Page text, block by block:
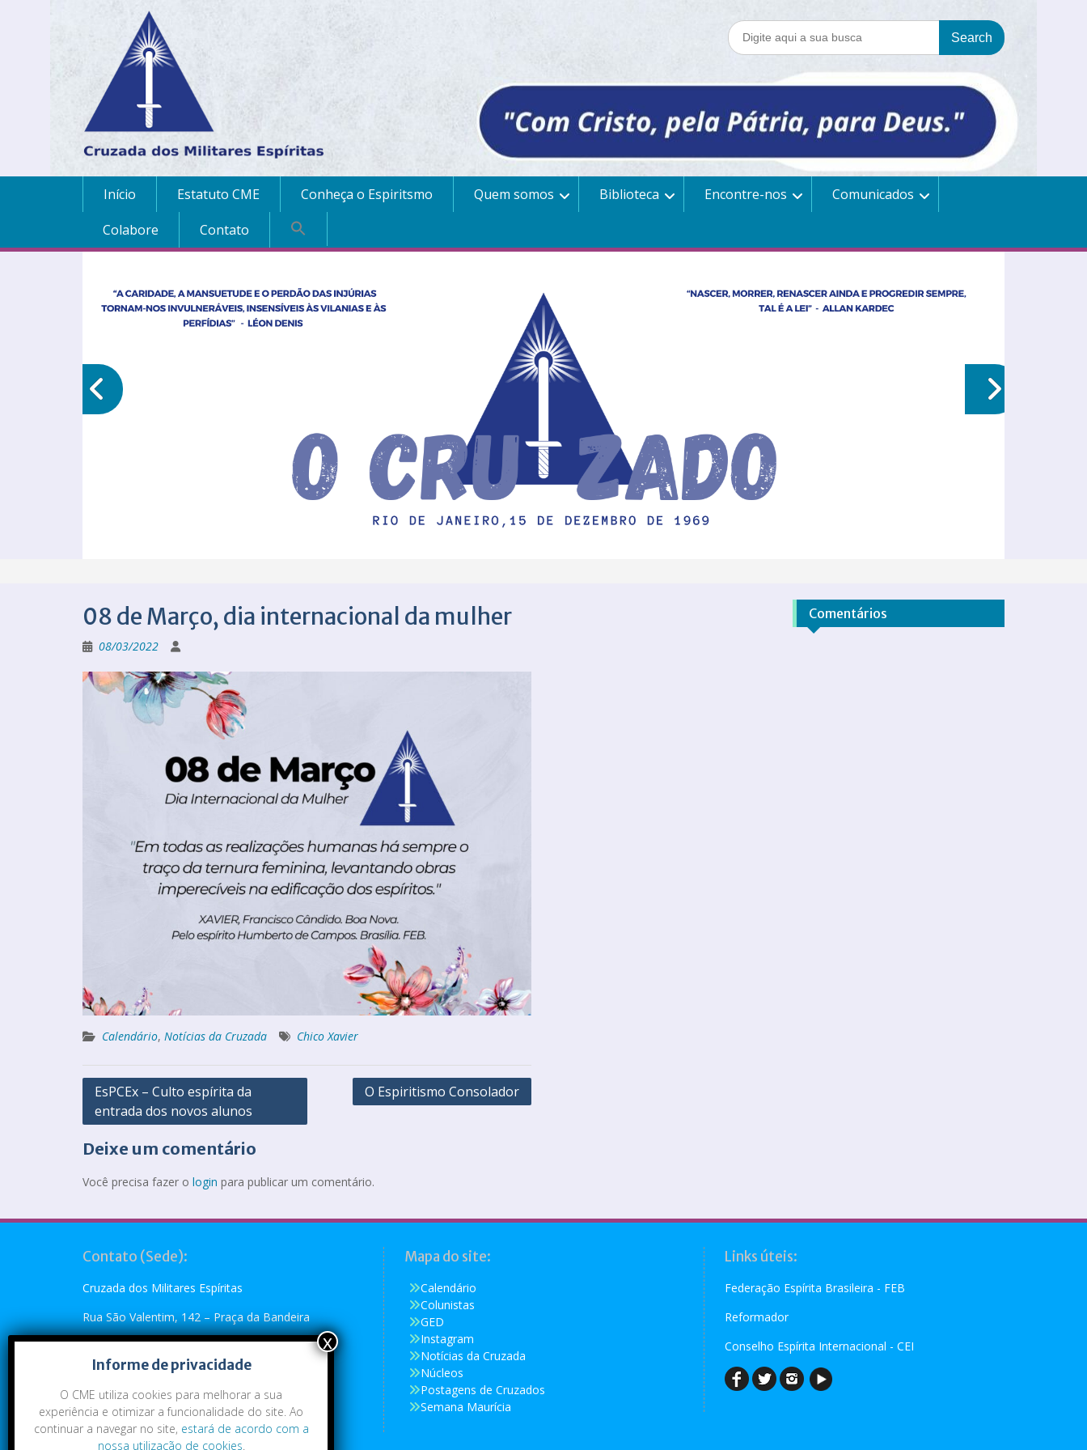
Início Estatuto CME Conheça o Espiritsmo Quem somos Biblioteca Encontre-nos
Comunicados
Colabore
Contato
08 de Março, dia internacional da mulher
08/03/2022
Calendário, Notícias da Cruzada Chico Xavier
EsPCEx – Culto espírita da
entrada dos novos alunos
O Espiritismo Consolador
Deixe um comentário
Você precisa fazer o login para publicar um comentário.
Comentários
Contato (Sede):
Cruzada dos Militares Espíritas
Rua São Valentim, 142 – Praça da Bandeira
Rio de Janeiro, RJ – CEP: 20.260-110
Telefone: (21) 2273-4896 ou (21) 2273-5790
Emai:cme@cme.org.br
Mapa do site:
Calendário
Colunistas
GED
Instagram
Notícias da Cruzada
Núcleos
Postagens de Cruzados
Semana Maurícia
Links úteis:
Federação Espírita Brasileira - FEB
Reformador
Conselho Espírita Internacional - CEI
Informe de privacidade
O CME utiliza cookies para melhorar a sua
experiência e otimizar a funcionalidade do site. Ao
continuar a navegar no site, estará de acordo com a
nossa utilização de cookies.